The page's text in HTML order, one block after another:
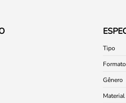
Tipo
Formato
Gênero
Material